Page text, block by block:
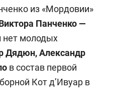
из «Мордовии»
Панченко —
нет молодых
Дядюн, Александр
в состав первой
Кот д’Ивуар в